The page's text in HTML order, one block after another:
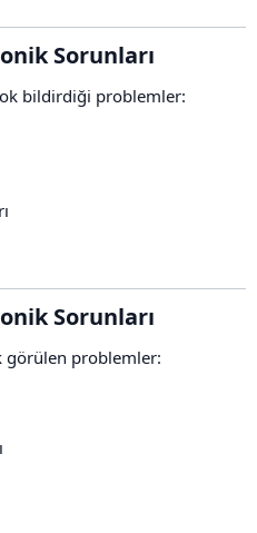
Sorunları​
bildirdiği problemler:
Sorunları​
görülen problemler: